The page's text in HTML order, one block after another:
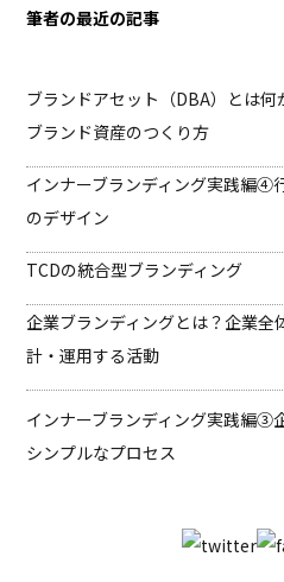
筆者の最近の記事
ブランドアセット（DBA）とは
ブランド資産のつくり方
インナーブランディング実践編④
のデザイン
TCDの統合型ブランディング
企業ブランディングとは？企業
計・運用する活動
インナーブランディング実践編③
シンプルなプロセス